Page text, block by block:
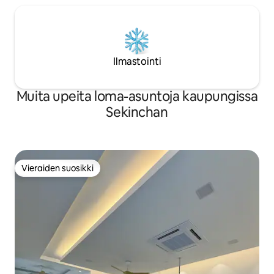
Ilmastointi
Muita upeita loma-asuntoja kaupungissa
Sekinchan
Vieraiden suosikki
Vieraiden suosikki